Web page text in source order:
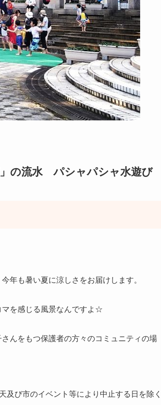
」の流水 パシャパシャ水遊び
年も暑い夏に涼しさをお届けします。
マを感じる風景なんですよ☆
んをもつ保護者の方々のコミュニティの場
及び市のイベント等により中止する日を除